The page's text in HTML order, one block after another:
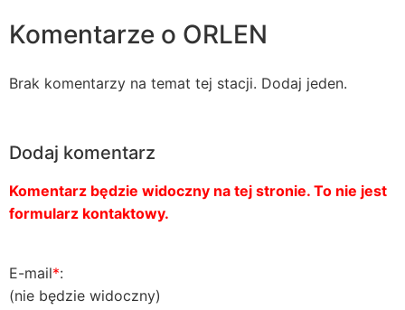
Komentarze o ORLEN
Brak komentarzy na temat tej stacji. Dodaj jeden.
Dodaj komentarz
Komentarz będzie widoczny na tej stronie. To nie jest
formularz kontaktowy.
E-mail*:
(nie będzie widoczny)